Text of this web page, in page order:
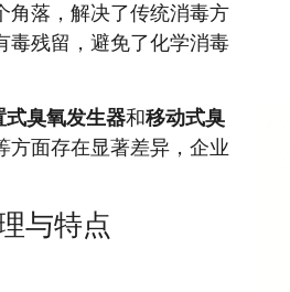
角落，解决了传统消毒方
毒残留，避免了化学消毒
式臭氧发生器和移动式臭
方面存在显著差异，企业
与特点